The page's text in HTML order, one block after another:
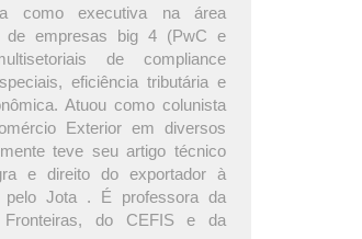
como executiva na área
de empresas big 4 (PwC e
de compliance
eficiência tributária e
Atuou como colunista
Exterior em diversos
teve seu artigo técnico
e direito do exportador à
pelo Jota . É professora da
do CEFIS e da